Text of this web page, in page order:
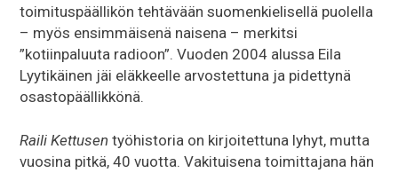
toimituspäällikön tehtävään suomenkielisellä puolella
– myös ensimmäisenä naisena – merkitsi
”kotiinpaluuta radioon”. Vuoden 2004 alussa Eila
Lyytikäinen jäi eläkkeelle arvostettuna ja pidettynä
osastopäällikkönä.
Raili Kettusen työhistoria on kirjoitettuna lyhyt, mutta
vuosina pitkä, 40 vuotta. Vakituisena toimittajana hän